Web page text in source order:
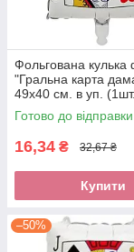
Фольгована кулька
"Гральна карта
49х40 см. в уп.
Готово до відправки
16,34 ₴ 32,67 ₴
Купити
–50%